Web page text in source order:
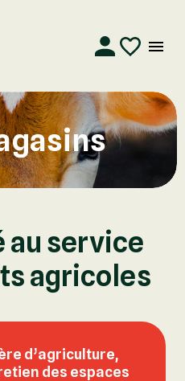
au service
agricoles
d’agriculture,
des espaces